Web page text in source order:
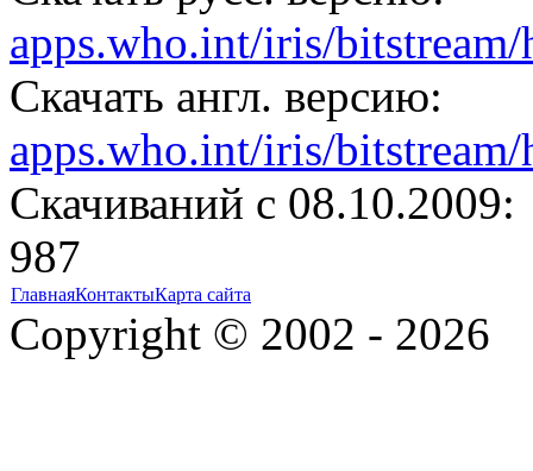
apps.who.int/iris/
Скачать англ. версию:
apps.who.int/iris/
Cкачиваний с 08.10.2009:
987
ГлавнаяКонтактыКарта сайта
Copyright © 2002 - 2026